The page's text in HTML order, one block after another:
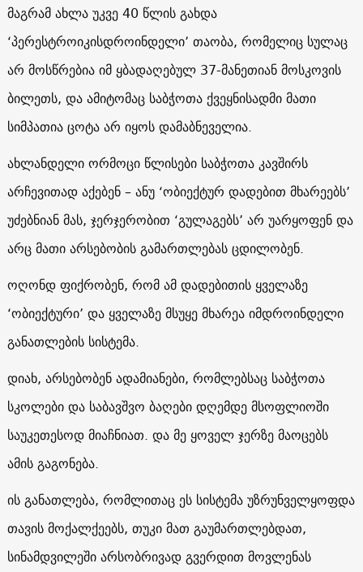
მაგრამ ახლა უკვე 40 წლის გახდა
‘პერესტროიკისდროინდელი’ თაობა, რომელიც სულაც
არ მოსწრებია იმ ყბადაღებულ 37-მანეთიან მოსკოვის
ბილეთს, და ამიტომაც საბჭოთა ქვეყნისადმი მათი
სიმპათია ცოტა არ იყოს დამაბნეველია.
ახლანდელი ორმოცი წლისები საბჭოთა კავშირს
არჩევითად აქებენ – ანუ ‘ობიექტურ დადებით მხარეებს’
უძებნიან მას, ჯერჯერობით ‘გულაგებს’ არ უარყოფენ და
არც მათი არსებობის გამართლებას ცდილობენ.
ოღონდ ფიქრობენ, რომ ამ დადებითის ყველაზე
‘ობიექტური’ და ყველაზე მსუყე მხარეა იმდროინდელი
განათლების სისტემა.
დიახ, არსებობენ ადამიანები, რომლებსაც საბჭოთა
სკოლები და საბავშვო ბაღები დღემდე მსოფლიოში
საუკეთესოდ მიაჩნიათ. და მე ყოველ ჯერზე მაოცებს
ამის გაგონება.
ის განათლება, რომლითაც ეს სისტემა უზრუნველყოფდა
თავის მოქალქეებს, თუკი მათ გაუმართლებდათ,
სინამდვილეში არსობრივად გვერდით მოვლენას